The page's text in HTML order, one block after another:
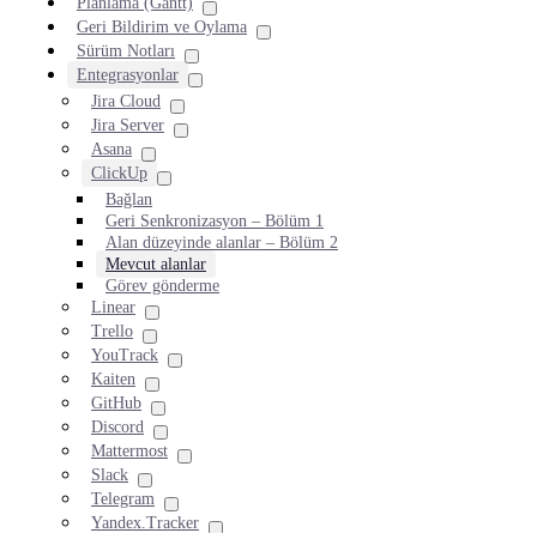
Geri Bildirim ve Oylama
Sürüm Notları
Entegrasyonlar
Jira Cloud
Jira Server
Asana
ClickUp
Bağlan
Geri Senkronizasyon – Bölüm 1
Alan düzeyinde alanlar – Bölüm 2
Mevcut alanlar
Görev gönderme
Linear
Trello
YouTrack
Kaiten
GitHub
Discord
Mattermost
Slack
Telegram
Yandex.Tracker